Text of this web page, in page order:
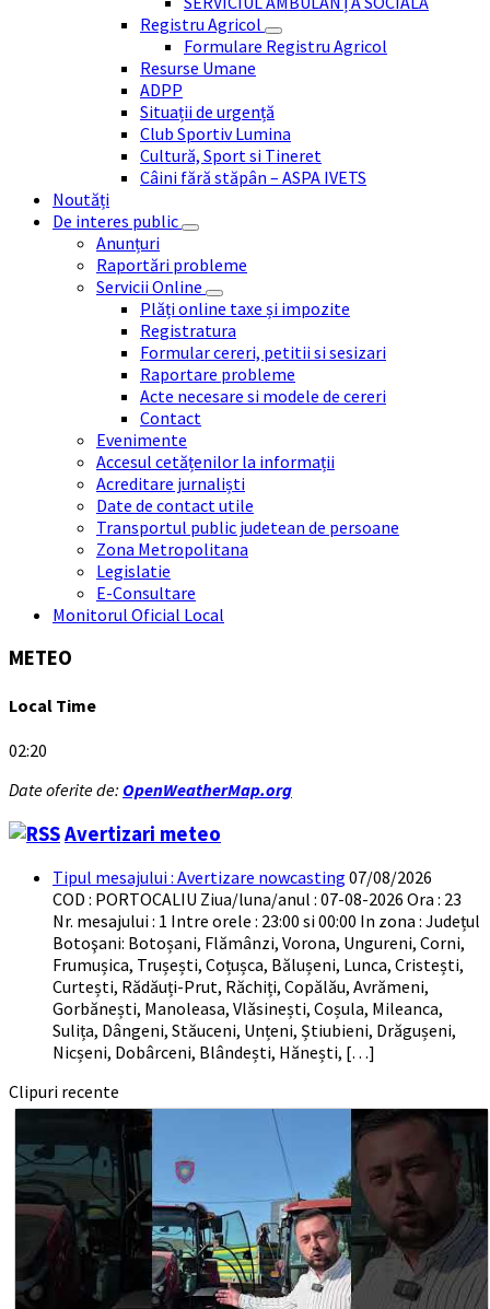
Registru Agricol
Formulare Registru Agricol
Resurse Umane
ADPP
Situații de urgență
Club Sportiv Lumina
Cultură, Sport si Tineret
Câini fără stăpân – ASPA IVETS
Noutăți
De interes public
Anunțuri
Raportări probleme
Servicii Online
Plăți online taxe și impozite
Registratura
Formular cereri, petitii si sesizari
Raportare probleme
Acte necesare si modele de cereri
Contact
Evenimente
Accesul cetățenilor la informații
Acreditare jurnaliști
Date de contact utile
Transportul public judetean de persoane
Zona Metropolitana
Legislatie
E-Consultare
Monitorul Oficial Local
METEO
Local Time
02:20
Date oferite de: OpenWeatherMap.org
Avertizari meteo
Tipul mesajului : Avertizare nowcasting 07/08/2026
COD : PORTOCALIU Ziua/luna/anul : 07-08-2026 Ora : 23
Nr. mesajului : 1 Intre orele : 23:00 si 00:00 In zona : Județul
Botoşani: Botoșani, Flămânzi, Vorona, Ungureni, Corni,
Frumușica, Trușești, Coțușca, Bălușeni, Lunca, Cristești,
Curtești, Rădăuți-Prut, Răchiți, Copălău, Avrămeni,
Gorbănești, Manoleasa, Vlăsinești, Coșula, Mileanca,
Sulița, Dângeni, Stăuceni, Unțeni, Știubieni, Drăgușeni,
Nicșeni, Dobârceni, Blândești, Hănești, […]
Clipuri recente